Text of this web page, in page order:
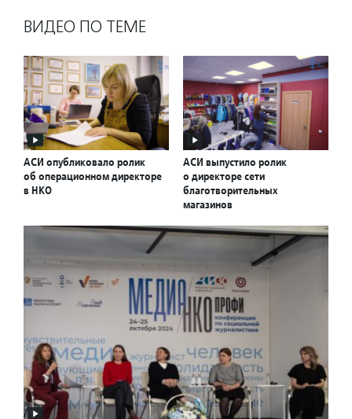
ВИДЕО ПО ТЕМЕ
АСИ опубликовало ролик
об операционном директоре
в НКО
АСИ выпустило ролик
о директоре сети
благотворительных
магазинов